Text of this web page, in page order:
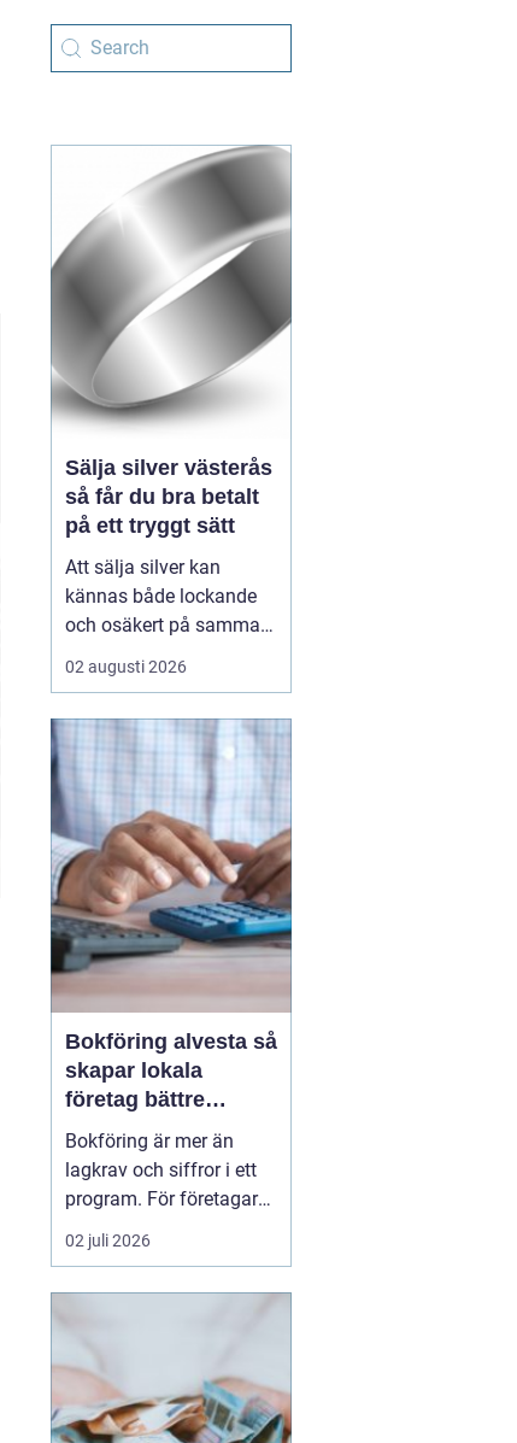
Sälja silver västerås
så får du bra betalt
på ett tryggt sätt
Att sälja silver kan
kännas både lockande
och osäkert på samma
gång. Många sitter på
silversmycken, bestick
liggande i ett skåp år
efter år. Frågan dyker
ofta upp: är det värt
något, och hur går en
försäljning faktiskt till?
...
02 augusti 2026
Bokföring alvesta så
skapar lokala
företag bättre
kontroll och
tryggare ekonomi
Bokföring är mer än
lagkrav och siffror i ett
program. För företagare i
Alvesta handlar det om
vardaglig trygghet, bättre
korrekta, uppdaterade
och begripliga blir det
enklare att växa, ...
02 juli 2026